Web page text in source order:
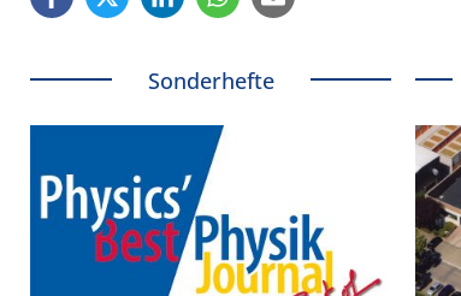
Sonderhefte